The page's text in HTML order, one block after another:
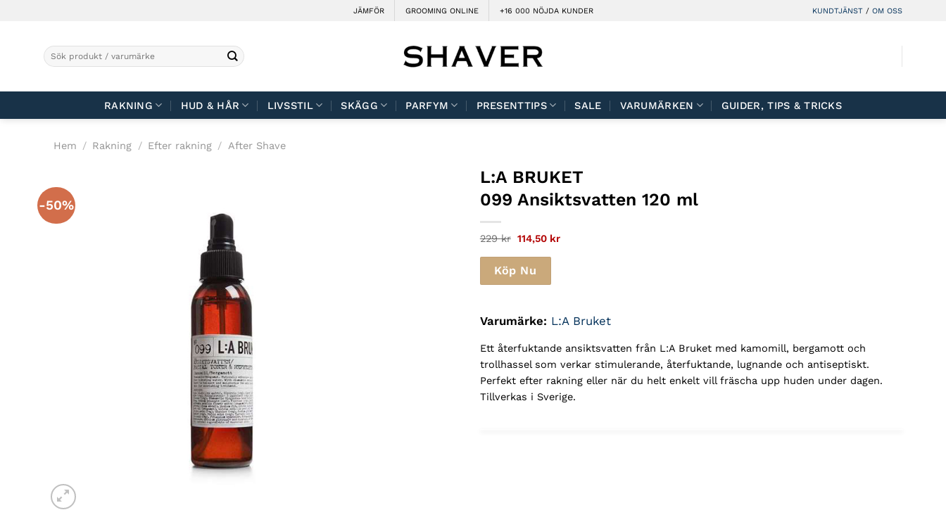
JÄMFÖR GROOMING ONLINE +16 000 NÖJDA KUNDER KUNDTJÄNST / OM OSS
Sök
efter:
RAKNING HUD & HÅR LIVSSTIL SKÄGG PARFYM PRESENTTIPS SALE VARUMÄRKEN GUIDER, TIPS & TRICKS
Hem / Rakning / Efter rakning / After Shave
-50%
L:A BRUKET
099 Ansiktsvatten 120 ml
229kr Det
ursprungliga
priset
var:
229 kr.
114,50 krDet
Köp Nu
Varumärke: L:A Bruket
Ett återfuktande ansiktsvatten från L:A Bruket med kamomill, bergamott och
trollhassel som verkar stimulerande, återfuktande, lugnande och antiseptiskt.
Perfekt efter rakning eller när du helt enkelt vill fräscha upp huden under dagen.
Tillverkas i Sverige.